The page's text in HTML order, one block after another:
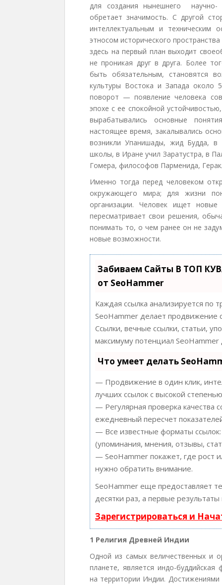
для создания нынешнего научно-
обретает значимость. С другой
интеллектуальным и техническим
этносом исторического
здесь на первый план выходит
не проникая друг в друга. Более
быть обязательным, становятся
культуры Востока и Запада около
поворот — появление человека
эпохе с ее спокойной
вырабатывались основные
настоящее время, закалывались
возникли Упанишады, жид Будда,
школы, в Иране учил Заратустра, в
Гомера, философов Парменида,
Именно тогда перед человеком
окружающего мира; для жизни
организации. Человек ищет
пересматривает свои решения,
понимать то, о чем ранее он не
новые возможности.
Забиваем Сайты В ТОП
от SeoHammer
Каждая ссылка анализируется по
SeoHammer делает продвижение
Ссылки, вечные ссылки, статьи,
максимуму потенциал
Что умеет делать
— Продвижение в один клик,
лучших ссылок с высокой
— Регулярная проверка качества
ежедневный пересчет
— Все известные форматы
(упоминания, мнения, отзывы,
— SeoHammer покажет, где рост
нужно обратить внимание.
SeoHammer еще предоставляет
десятки раз, а первые
Зарегистрироваться и
1 Религия Древней Индии
Одной из самых величественных и
планете, является индо-
на территории Индии.